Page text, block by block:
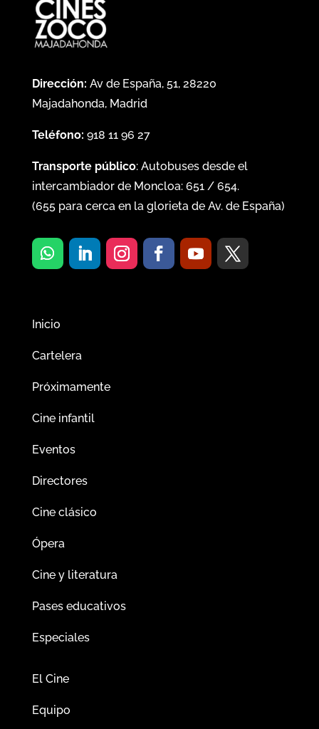
Dirección: Av de España, 51, 28220
Majadahonda, Madrid
Teléfono: 918 11 96 27
Transporte público: Autobuses desde el
intercambiador de Moncloa: 651/ 654.
(655para cerca en la glorieta de Av. de España)
Inicio
Cartelera
Próximamente
Cine infantil
Eventos
Directores
Cine clásico
Ópera
Cine y literatura
Pases educativos
Especiales
El Cine
Equipo